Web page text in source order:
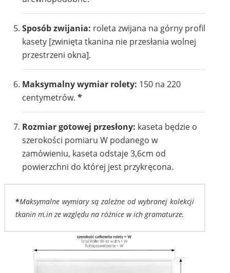
1106 1107
1108 1109
1110 1111
Sposób zwijania: roleta zwijana na górny profil
kasety [zwinięta tkanina nie przesłania wolnej
przestrzeni okna].
Maksymalny wymiar rolety: 150 na 220
centymetrów. *
Rozmiar gotowej przesłony: kaseta będzie o
szerokości pomiaru W podanego w
zamówieniu, kaseta odstaje 3,6cm od
powierzchni do której jest przykręcona.
*Maksymalne wymiary są zależne od wybranej kolekcji
tkanin m.in ze względu na różnice w ich gramaturze.